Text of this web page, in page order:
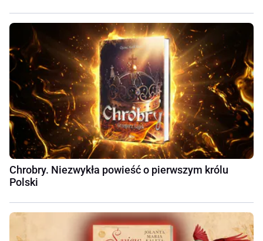
Chrobry. Niezwykła powieść o pierwszym królu
Polski